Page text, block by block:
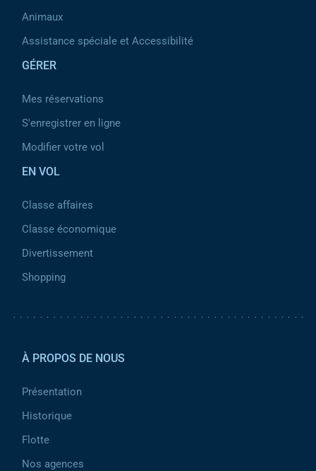
Animaux
Assistance spéciale et Accessibilité
GÉRER
Mes réservations
S'enregistrer en ligne
Modifier votre vol
EN VOL
Classe affaires
Classe économique
Divertissement
Shopping
À PROPOS DE NOUS
Présentation
Historique
Flotte
Nos agences